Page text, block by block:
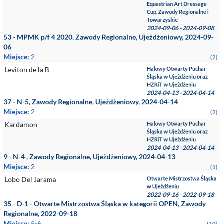
Equestrian Art Dressage
Cup, Zawody Regionalne i
Towarzyskie
2024-09-06 - 2024-09-08
53 - MPMK p/f 4 2020, Zawody Regionalne, Ujeżdżeniowy, 2024-09-
06
Miejsce: 2 (2)
Leviton de la B
Halowy Otwarty Puchar
Śląska w Ujeżdżeniu oraz
HZRiT w Ujeżdżeniu
2024-04-13 - 2024-04-14
37 - N-5, Zawody Regionalne, Ujeżdżeniowy, 2024-04-14
Miejsce: 2 (2)
Kardamon
Halowy Otwarty Puchar
Śląska w Ujeżdżeniu oraz
HZRiT w Ujeżdżeniu
2024-04-13 - 2024-04-14
9 - N-4 , Zawody Regionalne, Ujeżdżeniowy, 2024-04-13
Miejsce: 2 (1)
Lobo Del Jarama
Otwarte Mistrzostwa Śląska
w Ujeżdżeniu
2022-09-16 - 2022-09-18
35 - D-1 - Otwarte Mistrzostwa Śląska w kategorii OPEN, Zawody
Regionalne, 2022-09-18